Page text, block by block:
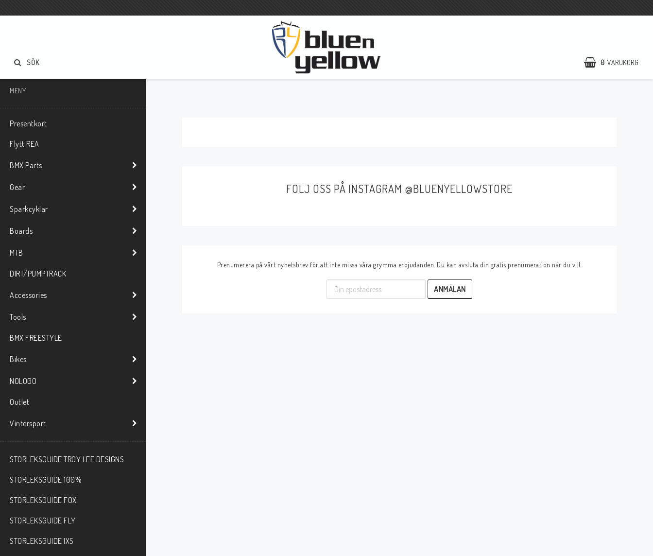
0 VARUKORG
SÖK
MENY
Presentkort
Flytt REA
BMX Parts
Gear
Sparkcyklar
Boards
MTB
DIRT/PUMPTRACK
Accessories
Tools
BMX FREESTYLE
Bikes
NOLOGO
Outlet
Vintersport
STORLEKSGUIDE TROY LEE DESIGNS
STORLEKSGUIDE 100%
STORLEKSGUIDE FOX
STORLEKSGUIDE FLY
STORLEKSGUIDE IXS
FÖLJ OSS PÅ INSTAGRAM @BLUENYELLOWSTORE
Prenumerera på vårt nyhetsbrev för att inte missa våra grymma erbjudanden. Du kan avsluta din gratis prenumeration när du vill.
ANMÄLAN